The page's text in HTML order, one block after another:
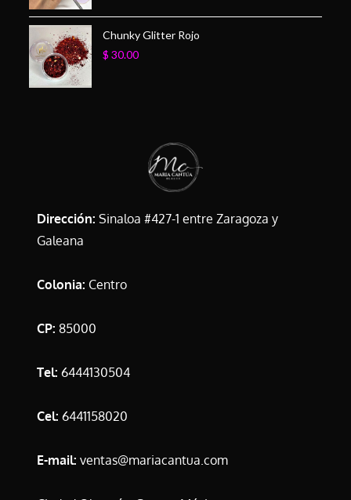
Chunky Glitter Rojo
$ 30.00
Dirección: Sinaloa #427-1 entre Zaragoza y
Galeana
Colonia: Centro
CP: 85000
Tel: 6444130504
Cel: 6441158020
E-mail: ventas@mariacantua.com